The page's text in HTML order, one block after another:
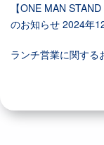
【ONE MAN
のお知らせ 2024年
ランチ営業に関する